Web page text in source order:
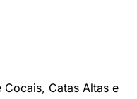
Catas Altas e